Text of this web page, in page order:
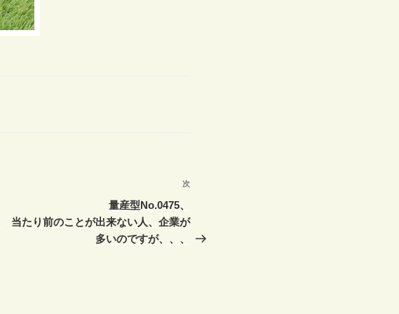
次
投
稿
次
量産型No.0475、
当たり前のことが出来ない人、企業が
多いのですが、、、